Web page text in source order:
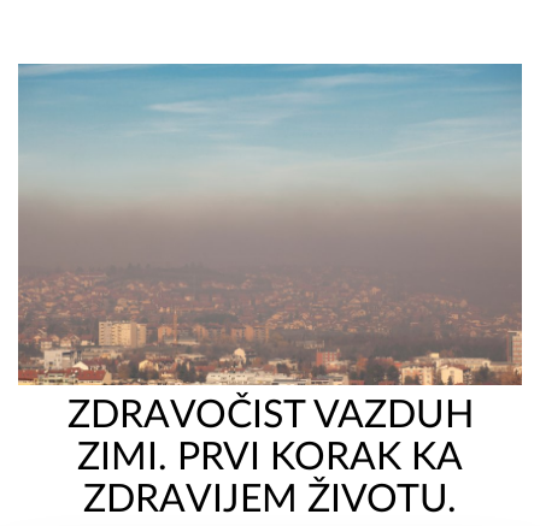
ZDRAVOČIST VAZDUH
ZIMI. PRVI KORAK KA
ZDRAVIJEM ŽIVOTU.